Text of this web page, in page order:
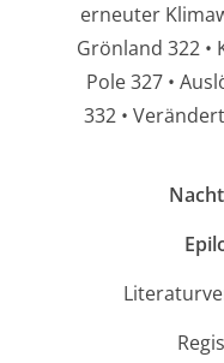
erneuter
Grönland 322 •
Pole 327 •
332 •